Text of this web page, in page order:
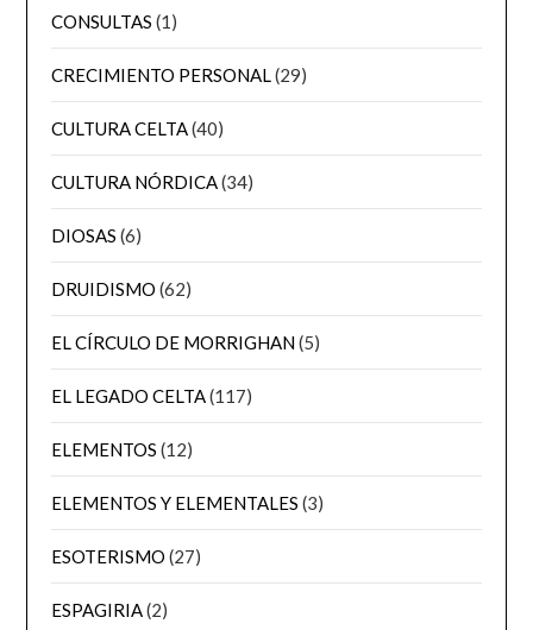
CONSULTAS (1)
CRECIMIENTO PERSONAL(29)
CULTURA CELTA(40)
CULTURA NÓRDICA(34)
DIOSAS (6)
DRUIDISMO (62)
EL CÍRCULO DE MORRIGHAN(5)
EL LEGADO CELTA(117)
ELEMENTOS (12)
ELEMENTOS Y ELEMENTALES (3)
ESOTERISMO (27)
ESPAGIRIA(2)